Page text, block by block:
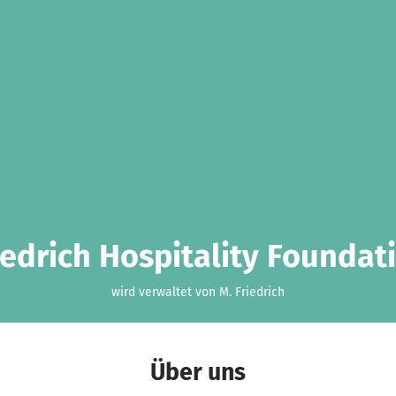
Hospitality
wird verwaltet von M. Friedrich
Über uns